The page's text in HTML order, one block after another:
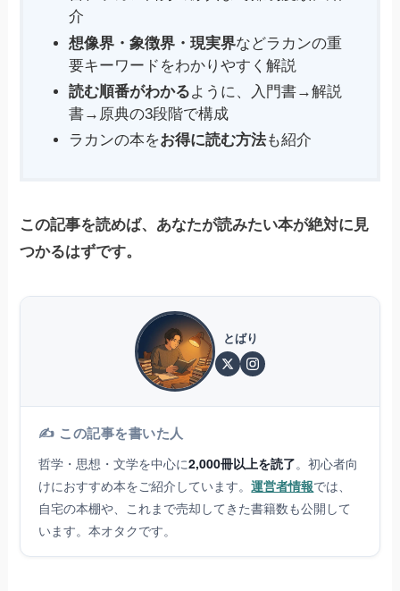
介
想像界・象徴界・現実界などラカンの重
要キーワードをわかりやすく解説
読む順番がわかるように、入門書→解説
書→原典の3段階で構成
ラカンの本をお得に読む方法も紹介
この記事を読めば、あなたが読みたい本が絶対に見
つかるはずです。
とばり
✍️ この記事を書いた人
哲学・思想・文学を中心に2,000冊以上を読了。初心者向
けにおすすめ本をご紹介しています。運営者情報では、
自宅の本棚や、これまで売却してきた書籍数も公開して
います。本オタクです。